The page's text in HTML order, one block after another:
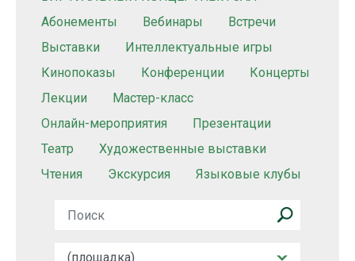
Абонементы
Вебинары
Встречи
Выставки
Интеллектуальные игры
Кинопоказы
Конференции
Концерты
Лекции
Мастер-класс
Онлайн-мероприятия
Презентации
Театр
Художественные выставки
Чтения
Экскурсия Языковые клубы